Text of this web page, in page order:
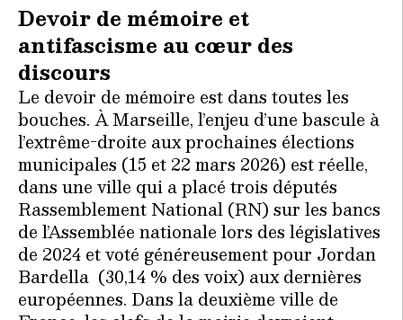
Devoir de mémoire et
antifascisme au cœur des
discours
Le devoir de mémoire est dans toutes les
bouches. À Marseille, l’enjeu d’une bascule à
l’extrême-droite aux prochaines élections
municipales (15 et 22 mars 2026) est réelle,
dans une ville qui a placé trois députés
Rassemblement National (RN) sur les bancs
de l’Assemblée nationale lors des législatives
de 2024 et voté généreusement pour Jordan
Bardella (30,14 % des voix) aux dernières
européennes. Dans la deuxième ville de